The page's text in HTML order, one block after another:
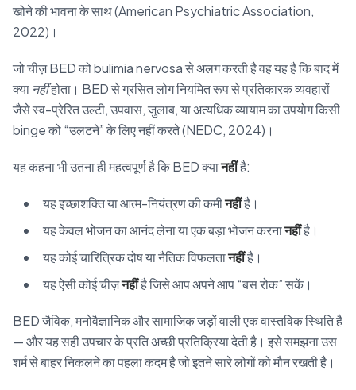
खोने की भावना के साथ (American Psychiatric Association,
2022)।
जो चीज़ BED को bulimia nervosa से अलग करती है वह यह है कि बाद में
क्या नहींहोता। BED से ग्रसित लोग नियमित रूप से प्रतिकारक व्यवहारों
जैसे स्व-प्रेरित उल्टी, उपवास, जुलाब, या अत्यधिक व्यायाम का उपयोग किसी
binge को “उलटने” के लिए नहीं करते (NEDC, 2024)।
यह कहना भी उतना ही महत्वपूर्ण है कि BED क्यानहींहै:
यह इच्छाशक्ति या आत्म-नियंत्रण की कमीनहींहै।
यह केवल भोजन का आनंद लेना या एक बड़ा भोजन करनानहींहै।
यह कोई चारित्रिक दोष या नैतिक विफलतानहींहै।
यह ऐसी कोई चीज़नहींहै जिसे आप अपने आप “बस रोक” सकें।
BED जैविक, मनोवैज्ञानिक और सामाजिक जड़ों वाली एक वास्तविक स्थिति है
— और यह सही उपचार के प्रति अच्छी प्रतिक्रिया देती है। इसे समझना उस
शर्म से बाहर निकलने का पहला कदम है जो इतने सारे लोगों को मौन रखती है।